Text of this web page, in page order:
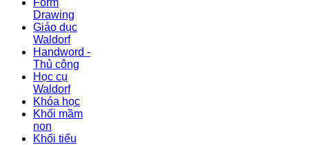
Drawing
Giáo dục
Waldorf
Handword -
Thủ công
Học cụ
Waldorf
Khóa học
Khối mầm
non
Khối tiểu